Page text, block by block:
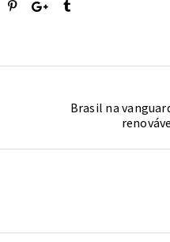
Brasil na